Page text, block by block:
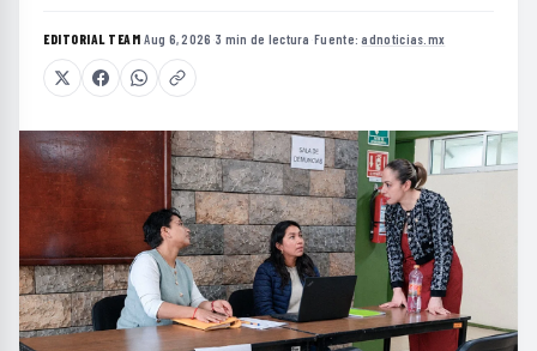
EDITORIAL TEAM·Aug 6, 2026 ·3 min de lectura ·Fuente:adnoticias.mx